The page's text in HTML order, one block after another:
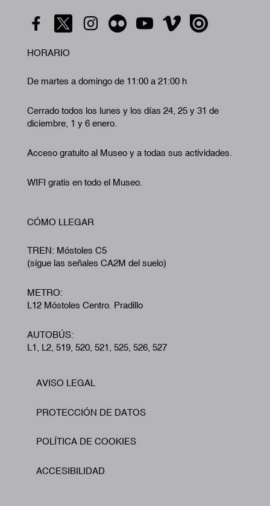
HORARIO
De martes a domingo de 11:00 a 21:00 h
Cerrado todos los lunes y los días 24, 25 y 31 de
diciembre, 1 y 6 enero.
Acceso gratuito al Museo y a todas sus actividades.
WIFI gratis en todo el Museo.
CÓMO LLEGAR
TREN: Móstoles C5
(sigue las señales CA2M del suelo)
METRO:
L12 Móstoles Centro. Pradillo
AUTOBÚS:
L1, L2, 519, 520, 521, 525, 526, 527
Footer
AVISO LEGAL
PROTECCIÓN DE DATOS
POLÍTICA DE COOKIES
ACCESIBILIDAD